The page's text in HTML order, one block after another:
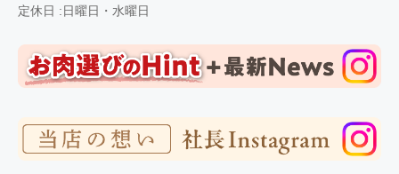
定休日 :日曜日・水曜日